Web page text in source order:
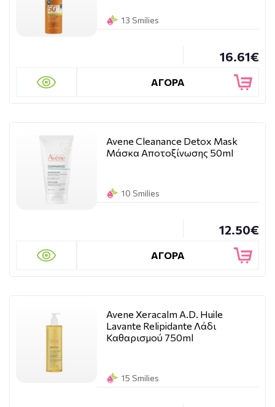
13 Smilies
16.61€
ΑΓΟΡΑ
Avene Cleanance Detox Mask
Μάσκα Aποτοξίνωσης 50ml
10 Smilies
12.50€
ΑΓΟΡΑ
Avene Xeracalm A.D. Huile
Lavante Relipidante Λάδι
Καθαρισμού 750ml
15 Smilies